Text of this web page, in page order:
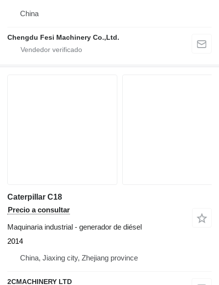
China
Chengdu Fesi Machinery Co.,Ltd.
Caterpillar C18
Precio a consultar
Maquinaria industrial - generador de diésel
2014
China, Jiaxing city, Zhejiang province
2CMACHINERY LTD